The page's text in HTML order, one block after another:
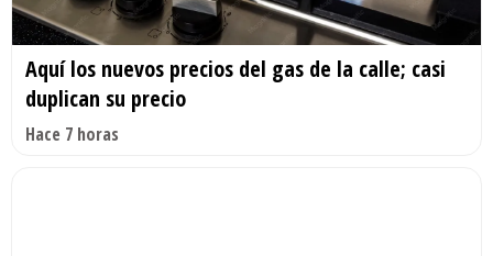
Aquí los nuevos precios del gas de la calle; casi
duplican su precio
Hace 7 horas